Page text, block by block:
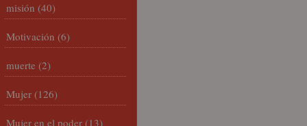
misión (40)
Motivación (6)
muerte (2)
Mujer (126)
Mujer en el poder (13)